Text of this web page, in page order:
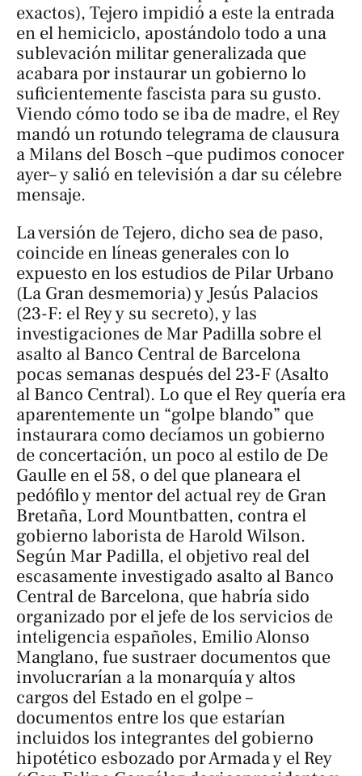
exactos), Tejero impidió a este la entrada
en el hemiciclo, apostándolo todo a una
sublevación militar generalizada que
acabara por instaurar un gobierno lo
suficientemente fascista para su gusto.
Viendo cómo todo se iba de madre, el Rey
mandó un rotundo telegrama de clausura
a Milans del Bosch –que pudimos conocer
ayer– y salió en televisión a dar su célebre
mensaje.
La versión de Tejero, dicho sea de paso,
coincide en líneas generales con lo
expuesto en los estudios de Pilar Urbano
(La Gran desmemoria) y Jesús Palacios
(23-F: el Rey y su secreto), y las
investigaciones de Mar Padilla sobre el
asalto al Banco Central de Barcelona
pocas semanas después del 23-F (Asalto
al Banco Central). Lo que el Rey quería era
aparentemente un “golpe blando” que
instaurara como decíamos un gobierno
de concertación, un poco al estilo de De
Gaulle en el 58, o del que planeara el
pedófilo y mentor del actual rey de Gran
Bretaña, Lord Mountbatten, contra el
gobierno laborista de Harold Wilson.
Según Mar Padilla, el objetivo real del
escasamente investigado asalto al Banco
Central de Barcelona, que habría sido
organizado por el jefe de los servicios de
inteligencia españoles, Emilio Alonso
Manglano, fue sustraer documentos que
involucrarían a la monarquía y altos
cargos del Estado en el golpe –
documentos entre los que estarían
incluidos los integrantes del gobierno
hipotético esbozado por Armada y el Rey